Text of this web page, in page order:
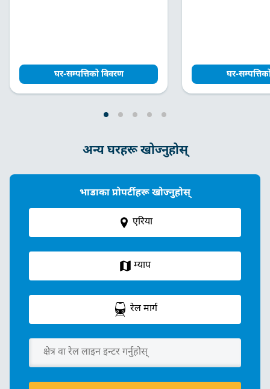
घर-सम्पत्तिको विवरण घर-
अन्य घरहरू खोज्नुहोस्
भाडाका प्रोपर्टीहरू खोज्नुहोस्
एरिया
म्याप
रेल मार्ग